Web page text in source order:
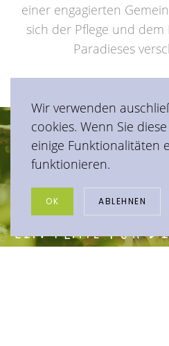
einer engagierten
sich der Pflege und dem
Paradieses
Ein Platz für
Wir verwenden
cookies. Wenn Sie
einige Funktionalitäten
funktionieren.
OK ABLEHNEN